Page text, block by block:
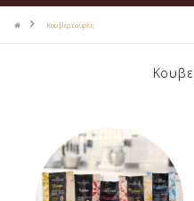
Κουβερτούρες